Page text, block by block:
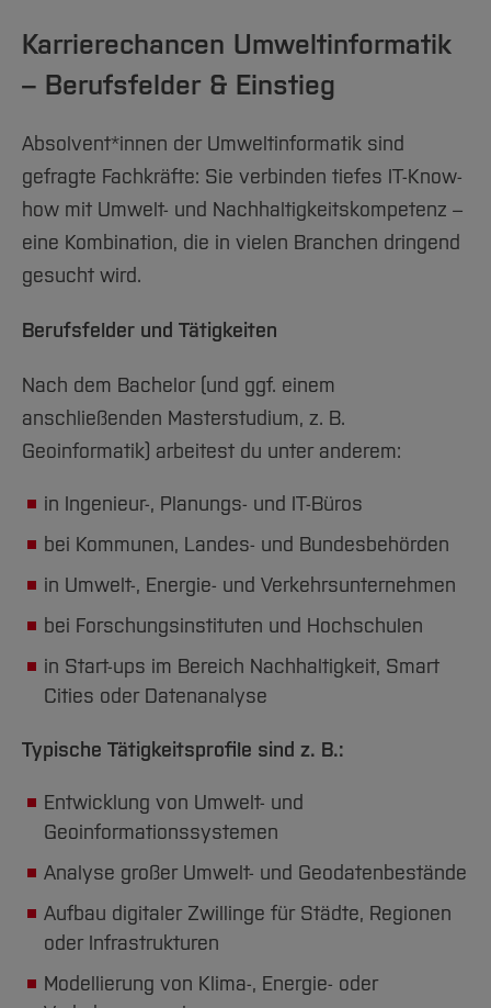
Vorkenntnissen – eine gemeinsame
informatische Basis entwickeln.
auf den Grundlagen vertiefst du deine
Programmierkenntnisse, lernst Algorithmen
und Datenstrukturen kennen und beschäftigst
Geoinformationssystemen. Inhalte wie
Geovisualisierung zeigen, wie Umwelt- und
Geodaten erfasst, analysiert und verständlich
aufbereitet werden. Gleichzeitig startest du
mit den erstensemesterübergreifenden
Gelernte direkt praktisch anwendest.
In den mittleren Semestern
stehen moderne
Methoden und Zukunftsthemen im Fokus. Du
arbeitest mit Data Science, Maschinellem
Lernen und Künstlicher Intelligenz, modellierst
und simulierst Umweltsysteme und
Smart Cities. Ergänzt wird dies durch Module
wie nachhaltiges Software Engineering und
Green Coding, in denen du lernst, Software
ressourcenschonend und verantwortungsvoll
zu entwickeln. Die Projektarbeit begleitet dich
weiterhin und orientiert sich an realen
Karrierechancen Umweltinformatik
– Berufsfelder & Einstieg
Absolvent*innen der Umweltinformatik sind
gefragte Fachkräfte: Sie verbinden tiefes IT-Know-
how mit Umwelt- und Nachhaltigkeitskompetenz –
eine Kombination, die in vielen Branchen dringend
gesucht wird.
Berufsfelder und Tätigkeiten
Nach dem Bachelor (und ggf. einem
anschließenden Masterstudium, z. B.
Geoinformatik) arbeitest du unter anderem:
in Ingenieur-, Planungs- und IT-Büros
bei Kommunen, Landes- und Bundesbehörden
in Umwelt-, Energie- und Verkehrsunternehmen
bei Forschungsinstituten und Hochschulen
in Start-ups im Bereich Nachhaltigkeit, Smart
Cities oder Datenanalyse
Typische Tätigkeitsprofile sind z. B.:
Entwicklung von Umwelt- und
Geoinformationssystemen
Analyse großer Umwelt- und Geodatenbestände
Aufbau digitaler Zwillinge für Städte, Regionen
oder Infrastrukturen
Modellierung von Klima-, Energie- oder